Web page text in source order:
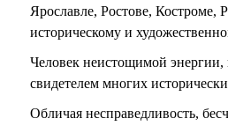
Ярославле, Ростове,
историческому и
Человек неистощимой энергии,
свидетелем многих
Обличая несправедливость,